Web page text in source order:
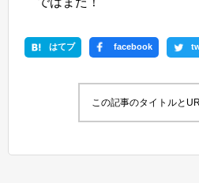
はてブ facebook
この記事のタイトルと